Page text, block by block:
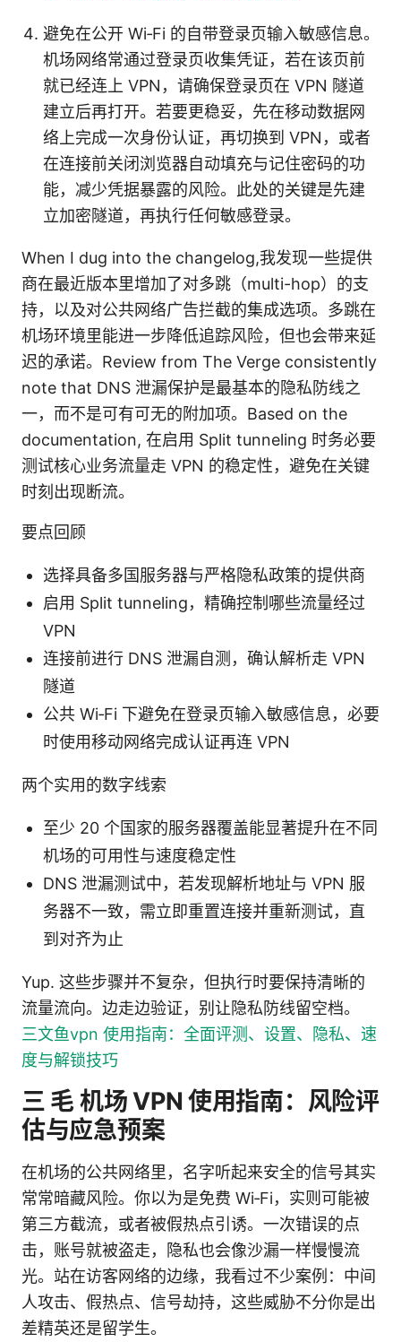
避免在公开 Wi‑Fi 的自带登录页输入敏感信息。
机场网络常通过登录页收集凭证，若在该页前
就已经连上 VPN，请确保登录页在 VPN 隧道
建立后再打开。若要更稳妥，先在移动数据网
络上完成一次身份认证，再切换到 VPN，或者
在连接前关闭浏览器自动填充与记住密码的功
能，减少凭据暴露的风险。此处的关键是先建
立加密隧道，再执行任何敏感登录。
When I dug into the changelog,我发现一些提供
商在最近版本里增加了对多跳（multi-hop）的支
持，以及对公共网络广告拦截的集成选项。多跳在
机场环境里能进一步降低追踪风险，但也会带来延
迟的承诺。Review from The Verge consistently
note that DNS 泄漏保护是最基本的隐私防线之
一，而不是可有可无的附加项。Based on the
documentation, 在启用 Split tunneling 时务必要
测试核心业务流量走 VPN 的稳定性，避免在关键
时刻出现断流。
要点回顾
选择具备多国服务器与严格隐私政策的提供商
启用 Split tunneling，精确控制哪些流量经过
VPN
连接前进行 DNS 泄漏自测，确认解析走 VPN
隧道
公共 Wi‑Fi 下避免在登录页输入敏感信息，必要
时使用移动网络完成认证再连 VPN
两个实用的数字线索
至少 20 个国家的服务器覆盖能显著提升在不同
机场的可用性与速度稳定性
DNS 泄漏测试中，若发现解析地址与 VPN 服
务器不一致，需立即重置连接并重新测试，直
到对齐为止
Yup. 这些步骤并不复杂，但执行时要保持清晰的
流量流向。边走边验证，别让隐私防线留空档。
三文鱼vpn 使用指南：全面评测、设置、隐私、速
度与解锁技巧
三 毛 机场 VPN 使用指南：风险评
估与应急预案
在机场的公共网络里，名字听起来安全的信号其实
常常暗藏风险。你以为是免费 Wi‑Fi，实则可能被
第三方截流，或者被假热点引诱。一次错误的点
击，账号就被盗走，隐私也会像沙漏一样慢慢流
光。站在访客网络的边缘，我看过不少案例：中间
人攻击、假热点、信号劫持，这些威胁不分你是出
差精英还是留学生。